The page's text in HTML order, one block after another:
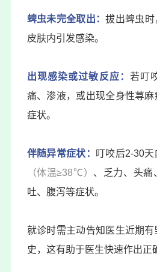
蜱虫未完全取出：拔出蜱虫时
皮肤内引发感染。
出现感染或过敏反应： 若叮
痛、渗液，或出现全身性荨
症状。
伴随异常症状：
叮咬后2-30
（体温≥38℃） 、乏力、头痛
吐、腹泻等症状。
就诊时需主动告知医生近期
史，这有助于医生快速作出正